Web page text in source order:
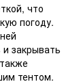
что
погоду.
закрывать
тентом.